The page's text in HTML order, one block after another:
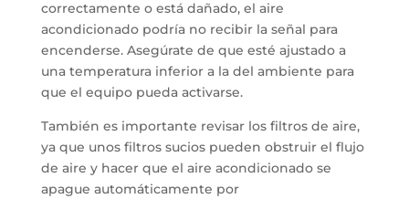
correctamente o está dañado, el aire
acondicionado podría no recibir la señal para
encenderse. Asegúrate de que esté ajustado a
una temperatura inferior a la del ambiente para
que el equipo pueda activarse.
También es importante revisar los filtros de aire,
ya que unos filtros sucios pueden obstruir el flujo
de aire y hacer que el aire acondicionado se
apague automáticamente por